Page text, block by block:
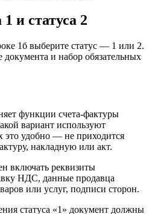
и статуса 2
1б выберите статус — 1 или 2.
документа и набор обязательных
функции счета‑фактуры
вариант используют
удобно — не приходится
накладную или акт.
включать реквизиты
НДС, данные продавца
или услуг, подписи сторон.
статуса «1» документ должны